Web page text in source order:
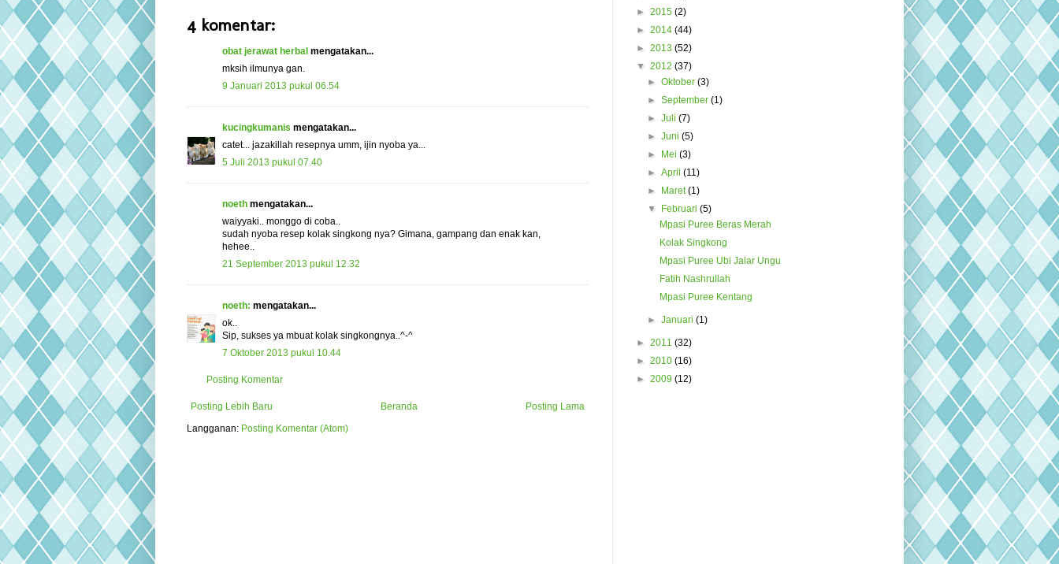
4 komentar:
obat jerawat herbal mengatakan...
mksih ilmunya gan.
9 Januari 2013 pukul 06.54
kucingkumanis mengatakan...
catet... jazakillah resepnya umm, ijin nyoba ya...
5 Juli 2013 pukul 07.40
noeth mengatakan...
waiyyaki.. monggo di coba..
sudah nyoba resep kolak singkong nya? Gimana, gampang dan enak kan,
hehee..
21 September 2013 pukul 12.32
noeth: mengatakan...
ok..
Sip, sukses ya mbuat kolak singkongnya..^-^
7 Oktober 2013 pukul 10.44
Posting Komentar
Posting Lebih Baru Posting Lama
Beranda
Langganan: Posting Komentar (Atom)
► 2015 (2)
► 2014 (44)
► 2013 (52)
▼ 2012 (37)
►Oktober(3)
►September(1)
►Juli(7)
►Juni(5)
► Mei(3)
►April(11)
► Maret(1)
▼ Februari(5)
Mpasi Puree Beras Merah
Kolak Singkong
Mpasi Puree Ubi Jalar Ungu
Fatih Nashrullah
Mpasi Puree Kentang
►Januari(1)
► 2011 (32)
► 2010 (16)
► 2009 (12)